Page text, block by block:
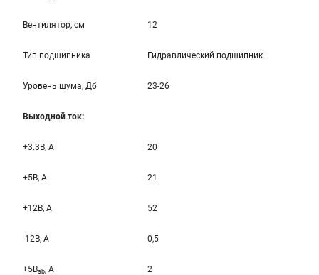
Вентилятор, см 12
Тип подшипника Гидравлический подшипник
Уровень шума, Дб 23-26
Выходной ток:
+3.3B, А 20
+5B, А 21
+12B, A 52
-12B, A 0,5
+5Bsb, A 2